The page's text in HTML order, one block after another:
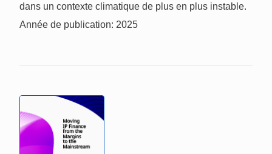
dans un contexte climatique de plus en plus instable.
Année de publication: 2025